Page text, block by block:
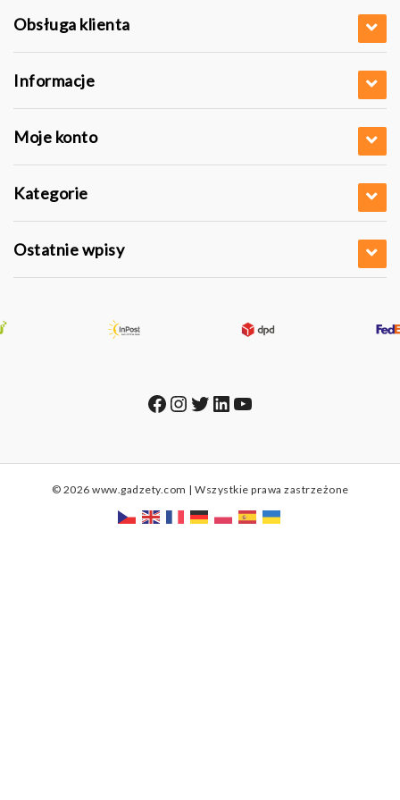
Obsługa klienta
Informacje
Moje konto
Kategorie
Ostatnie wpisy
Facebook
Instagram
Twitter
LinkedIn
YouTube
© 2026 www.gadzety.com | Wszystkie prawa zastrzeżone